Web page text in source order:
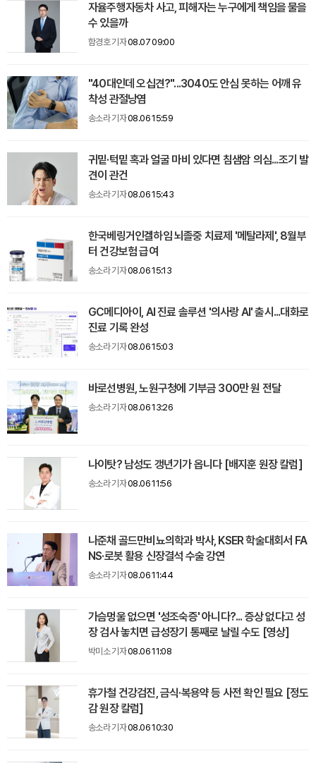
자율주행자동차 사고, 피해자는 누구에게 책임을 물을
수 있을까
함경호 기자08.07 09:00
"40대인데 오십견?"...3040도 안심 못하는 어깨 유
착성 관절낭염
송소라 기자08.06 15:59
귀밑·턱밑 혹과 얼굴 마비 있다면 침샘암 의심...조기 발
견이 관건
송소라 기자08.06 15:43
한국베링거인겔하임 뇌졸중 치료제 '메탈라제', 8월부
터 건강보험 급여
송소라 기자08.06 15:13
GC메디아이, AI 진료 솔루션 '의사랑 AI' 출시...대화로
진료 기록 완성
송소라 기자08.06 15:03
바로선병원, 노원구청에 기부금 300만 원 전달
송소라 기자08.06 13:26
나이탓? 남성도 갱년기가 옵니다 [배지훈 원장 칼럼]
송소라 기자08.06 11:56
나준채 골드만비뇨의학과 박사, KSER 학술대회서 FA
NS·로봇 활용 신장결석 수술 강연
송소라 기자08.06 11:44
가슴멍울 없으면 '성조숙증' 아니다?... 증상 없다고 성
장 검사 놓치면 급성장기 통째로 날릴 수도 [영상]
박미소 기자08.06 11:08
휴가철 건강검진, 금식·복용약 등 사전 확인 필요 [정도
감 원장 칼럼]
송소라 기자08.06 10:30